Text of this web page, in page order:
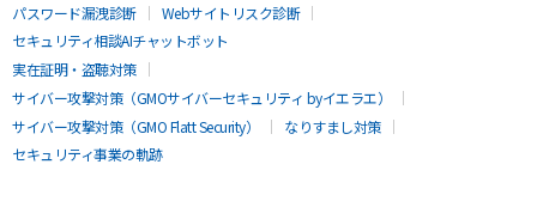
パスワード漏洩診断
Webサイトリスク診断
セキュリティ相談AIチャットボット
実在証明・盗聴対策
サイバー攻撃対策（GMOサイバーセキュリティ byイエラエ）
サイバー攻撃対策（GMO Flatt Security）
なりすまし対策
セキュリティ事業の軌跡